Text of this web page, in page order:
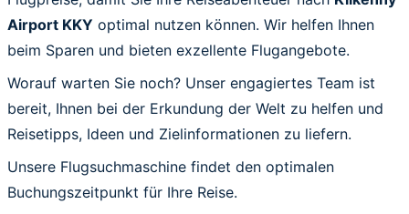
Airport KKY optimal nutzen können. Wir helfen Ihnen
beim Sparen und bieten exzellente Flugangebote.
Worauf warten Sie noch? Unser engagiertes Team ist
bereit, Ihnen bei der Erkundung der Welt zu helfen und
Reisetipps, Ideen und Zielinformationen zu liefern.
Unsere Flugsuchmaschine findet den optimalen
Buchungszeitpunkt für Ihre Reise.